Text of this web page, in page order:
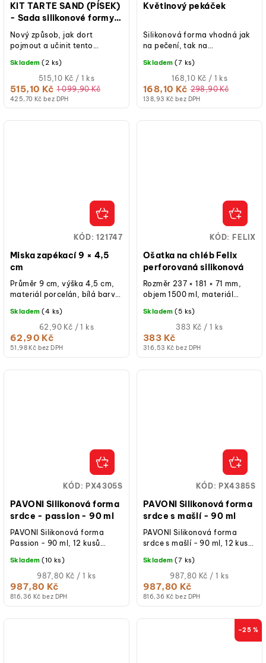
KIT TARTE SAND (PÍSEK)
- Sada silikonové formy a
ráfků tartaletky 80x80
mm
425,70 Kč bez DPH
515,10 Kč 1 099,90 Kč
Měrná
cena:
515,10 Kč / 1 ks
Skladem (2 ks)
Nový způsob, jak dort
pojmout a učinit tento
podmanivějším a
modernějším. KIT MINI TARTE
SAND...
Květinový pekáček
138,93 Kč bez DPH
168,10 Kč 298,90 Kč
Měrná
cena:
168,10 Kč / 1 ks
Skladem (7 ks)
Silikonová forma vhodná jak
na pečení, tak na
Miska zapékací 9 × 4,5
cm
51,98 Kč bez DPH
62,90 Kč
Měrná
cena:
62,90 Kč / 1 ks
Skladem (4 ks)
Průměr 9 cm, výška 4,5 cm,
materiál porcelán, bílá barva,
mikrovlnky.
KÓD:121747
Ošatka na chléb Felix
perforovaná silikonová
316,53 Kč bez DPH
383 Kč
Měrná
383 Kč / 1 ks
Skladem (5 ks)
Rozměr 237 × 181 × 71 mm,
objem 1500 ml, materiál
mikrootvory pro odvod
vlhkosti, nepřilnavý...
KÓD: FELIX
PAVONI Silikonová forma
srdce - passion - 90 ml
816,36 Kč bez DPH
987,80 Kč
Měrná
cena:
987,80 Kč / 1 ks
Skladem (10 ks)
PAVONI Silikonová forma
Passion - 90 ml, 12 kusů
90 ml, rozměr 71 x 66 x 38
KÓD: PX4305S
PAVONI Silikonová forma
srdce s mašlí - 90 ml
816,36 Kč bez DPH
987,80 Kč
Měrná
cena:
987,80 Kč / 1 ks
Skladem (7 ks)
PAVONI Silikonová forma
srdce s mašlí - 90 ml, 12 kusů
formičky 90 ml, rozměr 73 x
KÓD: PX4385S
–25 %